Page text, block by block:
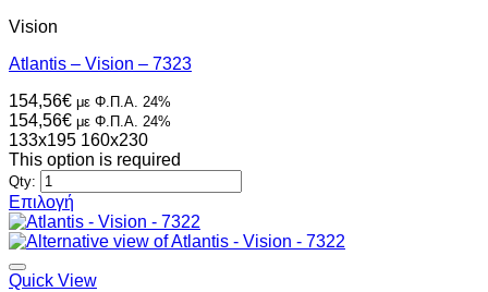
παραλλαγές.
επιλογές
να
επιλεγούν
στη
σελίδα
του
προϊόντος
Vision
Atlantis – Vision – 7323
154,56€ με Φ.Π.Α. 24%
154,56€ με Φ.Π.Α. 24%
133x195 160x230
This option is required
Qty:
Επιλογή
Αυτό
το
προϊόν
έχει
Quick View